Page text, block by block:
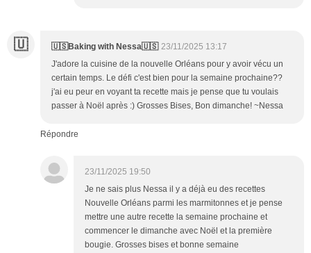
🇺 🇺🇸Baking with Nessa🇺🇸 23/11/2025 13:17
J'adore la cuisine de la nouvelle Orléans pour y avoir vécu un
certain temps. Le défi c'est bien pour la semaine prochaine??
j'ai eu peur en voyant ta recette mais je pense que tu voulais
passer à Noël après :) Grosses Bises, Bon dimanche! ~Nessa
Répondre
23/11/2025 19:50
Je ne sais plus Nessa il y a déjà eu des recettes
Nouvelle Orléans parmi les marmitonnes et je pense
mettre une autre recette la semaine prochaine et
commencer le dimanche avec Noël et la première
bougie. Grosses bises et bonne semaine